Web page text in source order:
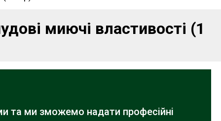
миючі властивості (1
та ми зможемо надати професійні